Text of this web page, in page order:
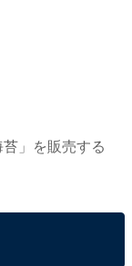
」を販売する
かお湯か、京
の分かる人に